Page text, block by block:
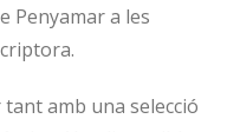
Penyamar a les
amb una selecció